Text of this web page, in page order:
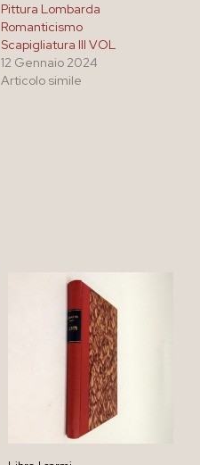
Pittura Lombarda
Romanticismo
Scapigliatura III VOL
12 Gennaio 2024
Articolo simile